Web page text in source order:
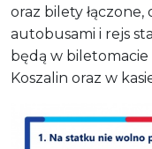
oraz bilety
autobusami i rejs
będą w biletomacie
Koszalin oraz w